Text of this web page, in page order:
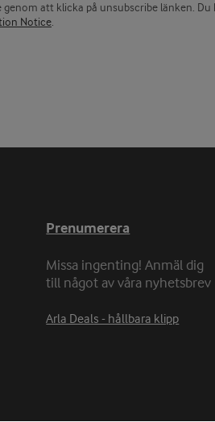
att klicka på unsubscribe länken.
Notice
Prenumerera
Missa ingenting! Anmäl dig
till något av våra nyhetsbrev
Arla Deals - hållbara klipp